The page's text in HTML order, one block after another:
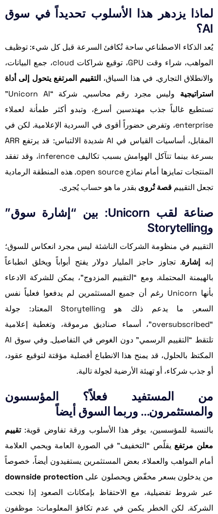
لماذا يزدهر هذا الأسلوب تحديداً في سوق
AI؟
يُعد الذكاء الاصطناعي ساحة تُكافئ السرعة قبل كل شيء: توظيف
المواهب، شراء وقت GPU، توقيع شراكات cloud، جمع البيانات،
والانطلاق التجاري. في هذا السياق،التقييم المرتفع يتحول إلى أداة
استراتيجية
وليس مجرد رقم محاسبي. شركة “Unicorn AI”
تستطيع غالباً جذب مهندسين أسرع، وتبدو أكثر طمأنة لعملاء
enterprise، وتفرض حضوراً أقوى في السردية الإعلامية. لكن في
المقابل، أساسيات القياس في AI شديدة الالتباس: قد يرتفع ARR
بسرعة بينما تتآكل الهوامش بسبب تكاليف inference، وقد تفقد
المنتجات تمايزها أمام نماذج open source. هذه المنطقة الرمادية
تجعل التقييم قصة تُروى بقدر ما هو حساب يُجرى.
صناعة لقب Unicorn: بين “إشارة سوق”
وStorytelling
التقييم في منظومة الشركات الناشئة ليس مجرد انعكاس للسوق؛
إنه إشارة. تجاوز حاجز المليار دولار يفتح أبواباً ويخلق انطباعاً
بالهيمنة المحتملة. ومع “التقييم المزدوج”، يمكن للشركة الادعاء
بأنها Unicorn رغم أن جميع المستثمرين لم يدفعوا فعلياً نفس
السعر. ما يدعم ذلك هو Storytelling المعتاد: جولة
“oversubscribed”، أسماء صناديق مرموقة، وتغطية إعلامية
تلتقط “التقييم الرسمي” دون الغوص في التفاصيل. وفي سوق AI
المكتظ بالحلول، قد يمنح هذا الانطباع أفضلية مؤقتة لتوقيع عقود،
أو جذب شركاء، أو تهيئة الأرضية لجولة تالية.
من المستفيد فعلاً؟ المؤسسون
والمستثمرون… وربما السوق أيضاً
بالنسبة للمؤسسين، يوفر هذا الأسلوب ورقة تفاوض قوية:تقييم
معلن مرتفع يقلّص “التخفيف” في الصورة العامة ويحمي العلامة
أمام المواهب والعملاء. بعض المستثمرين يستفيدون أيضاً، خصوصاً
من يدخلون بسعر مخفّض ويحصلون على downside protection
عبر شروط تفضيلية، مع الاحتفاظ بإمكانات الصعود إذا نجحت
الشركة. لكن الخطر يكمن في عدم تكافؤ المعلومات: موظفون